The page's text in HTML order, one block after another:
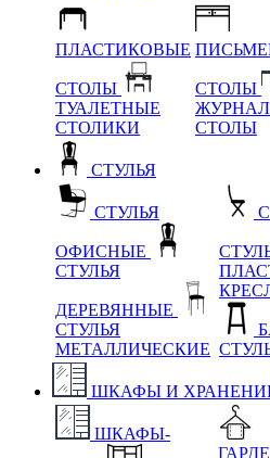
ПЛАСТИКОВЫЕ
СТОЛЫ
ТУАЛЕТНЫЕ
СТОЛИКИ
СТОЛЫ
СТОЛЫ
СТУЛЬЯ
СТУЛЬЯ
ОФИСНЫЕ
СТУЛЬЯ
ДЕРЕВЯННЫЕ
СТУЛЬЯ
МЕТАЛЛИЧЕСКИЕ
ШКАФЫ И
ШКАФЫ-